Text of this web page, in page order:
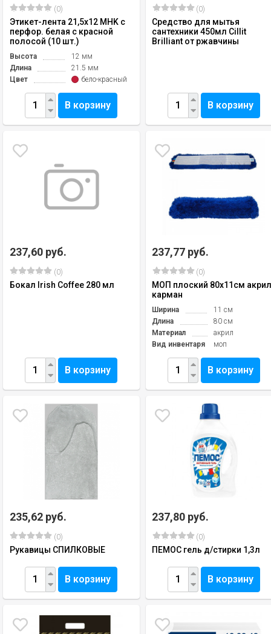
(0)
Этикет-лента 21,5х12 MHK с
перфор. белая с красной
полосой (10 шт.)
Высота
12 мм
Длина
21.5 мм
Цвет
бело-красный
В корзину
(0)
Средство для мытья
сантехники 450мл Cillit
Brilliant от ржавчины
В корзину
237,60 руб.
(0)
Бокал Irish Coffee 280 мл
В корзину
237,77 руб.
(0)
МОП плоский 80х11см
карман
Ширина
11 см
Длина
80 см
Материал
акрил
Вид инвентаря
моп
В корзину
235,62 руб.
(0)
Рукавицы СПИЛКОВЫЕ
В корзину
237,80 руб.
(0)
ПЕМОС гель д/стирки 1,3л
В корзину